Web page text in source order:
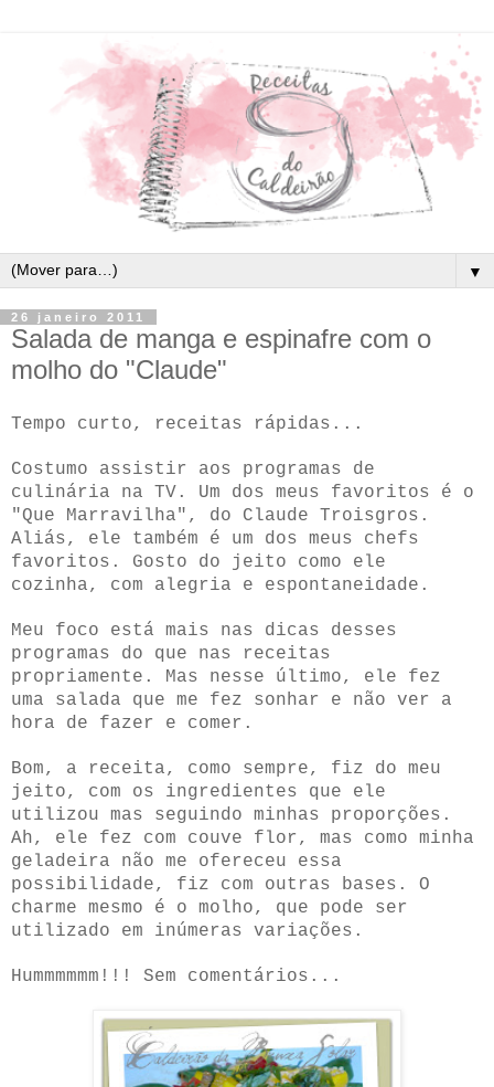
▼
26 janeiro 2011
Salada de manga e espinafre com o
molho do "Claude"
Tempo curto, receitas rápidas...
Costumo assistir aos programas de
culinária na TV. Um dos meus favoritos é o
"Que Marravilha", do Claude Troisgros.
Aliás, ele também é um dos meus chefs
favoritos. Gosto do jeito como ele
cozinha, com alegria e espontaneidade.
Meu foco está mais nas dicas desses
programas do que nas receitas
propriamente. Mas nesse último, ele fez
uma salada que me fez sonhar e não ver a
hora de fazer e comer.
Bom, a receita, como sempre, fiz do meu
jeito, com os ingredientes que ele
utilizou mas seguindo minhas proporções.
Ah, ele fez com couve flor, mas como minha
geladeira não me ofereceu essa
possibilidade, fiz com outras bases. O
charme mesmo é o molho, que pode ser
utilizado em inúmeras variações.
Hummmmmm!!! Sem comentários...